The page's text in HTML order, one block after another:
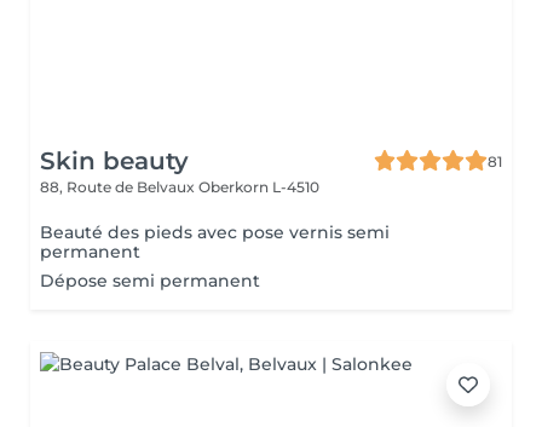
Skin beauty
81
88, Route de Belvaux Oberkorn L-4510
Beauté des pieds avec pose vernis semi
permanent
Dépose semi permanent